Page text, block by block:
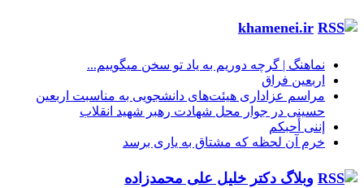
khamenei.ir
نماهنگ |‌ گرچه دوریم به یاد تو سخن میگوییم...
اربعین فراق
مراسم عزاداری هیئت‌های دانشجویی به مناسبت اربعین
حسینی در جوار محل شهادت رهبر شهید انقلاب
إننی أحبکم
خرم آن لحظه که مشتاق به یاری برسد
وبلاگ دکتر خلیل علی محمدزاده